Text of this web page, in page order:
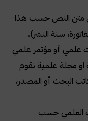
متن النص حسب هذا
سنة النشر).
علمي أو مؤتمر علمي
او مجلة علمية نقوم
البحث أو المصدر،
العلمي حسب